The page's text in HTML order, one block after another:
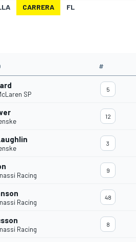
CARRERA FL
#
SP
5
12
3
Racing
9
Racing
48
Racing
8